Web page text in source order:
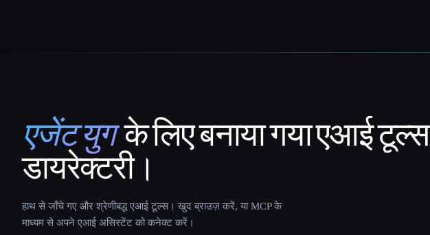
That AI Collection
एजेंट युग के लिए बनाया गया एआई टूल्स
डायरेक्टरी।
हाथ से जाँचे गए और श्रेणीबद्ध एआई टूल्स। खुद ब्राउज़ करें, या MCP के
माध्यम से अपने एआई असिस्टेंट को कनेक्ट करें।